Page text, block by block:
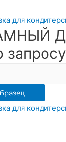
для
запросу
для